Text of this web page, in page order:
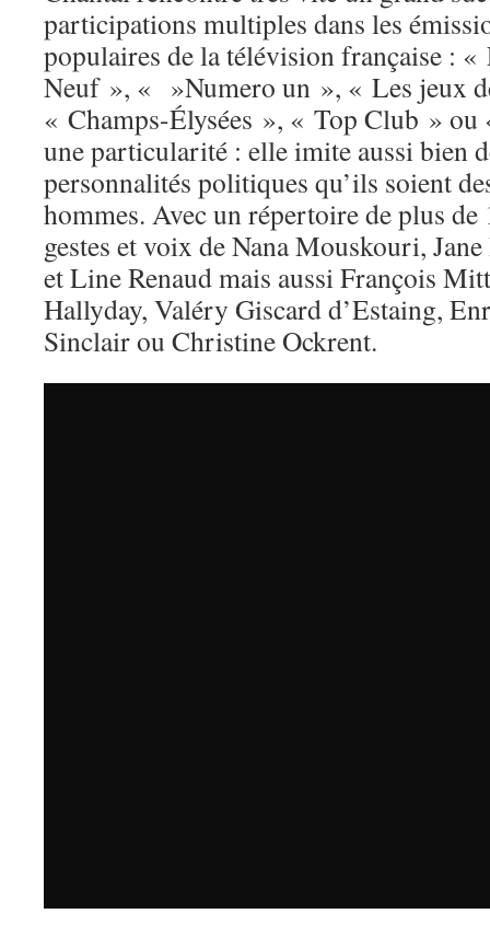
participations multiples dans les
populaires de la télévision française : «
Neuf », « »Numero un », « Les jeux
« Champs-Élysées », « Top Club » ou
une particularité : elle imite aussi bien
personnalités politiques qu’ils soient
hommes. Avec un répertoire de plus
gestes et voix de Nana Mouskouri,
et Line Renaud mais aussi François
Hallyday, Valéry Giscard d’Estaing,
Sinclair ou Christine Ockrent.